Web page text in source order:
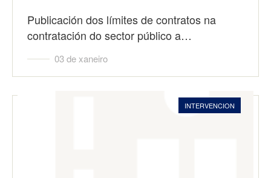
Publicación dos límites de contratos na
contratación do sector público a…
03 de xaneiro
INTERVENCION